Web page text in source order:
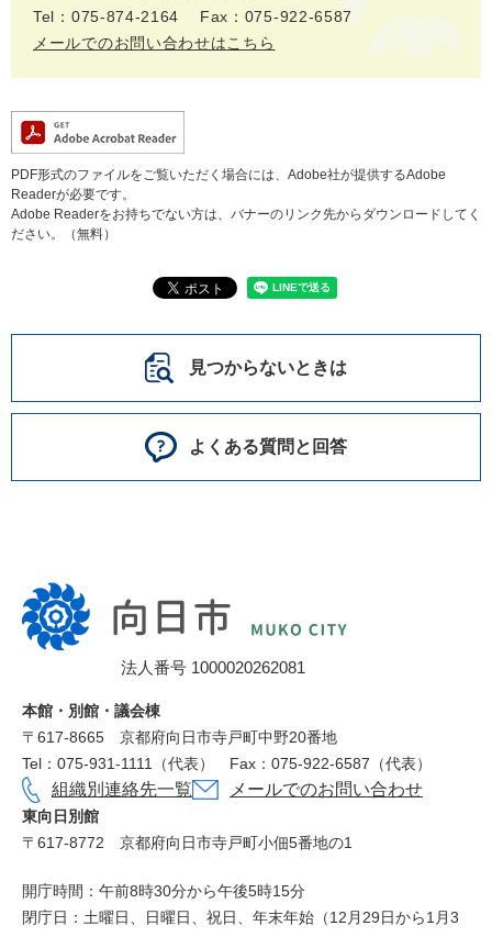
Tel：075-874-2164
Fax：075-922-6587
メールでのお問い合わせはこちら
PDF形式のファイルをご覧いただく場合には、Adobe社が提供するAdobe
Readerが必要です。
Adobe Readerをお持ちでない方は、バナーのリンク先からダウンロードしてく
ださい。（無料）
見つからないときは
よくある質問と回答
向
日
市
所
法人番号 1000020262081
本館・別館・議会棟
〒617‐8665
京都府向日市寺戸町中野20番地
Tel：075-931-1111（代表）
Fax：075-922-6587（代表）
東向日別館
〒617-8772
京都府向日市寺戸町小佃5番地の1
組織別連絡先一覧 メールでのお問い合わせ
開庁時間：午前8時30分から午後5時15分
閉庁日：土曜日、日曜日、祝日、年末年始（12月29日から1月3